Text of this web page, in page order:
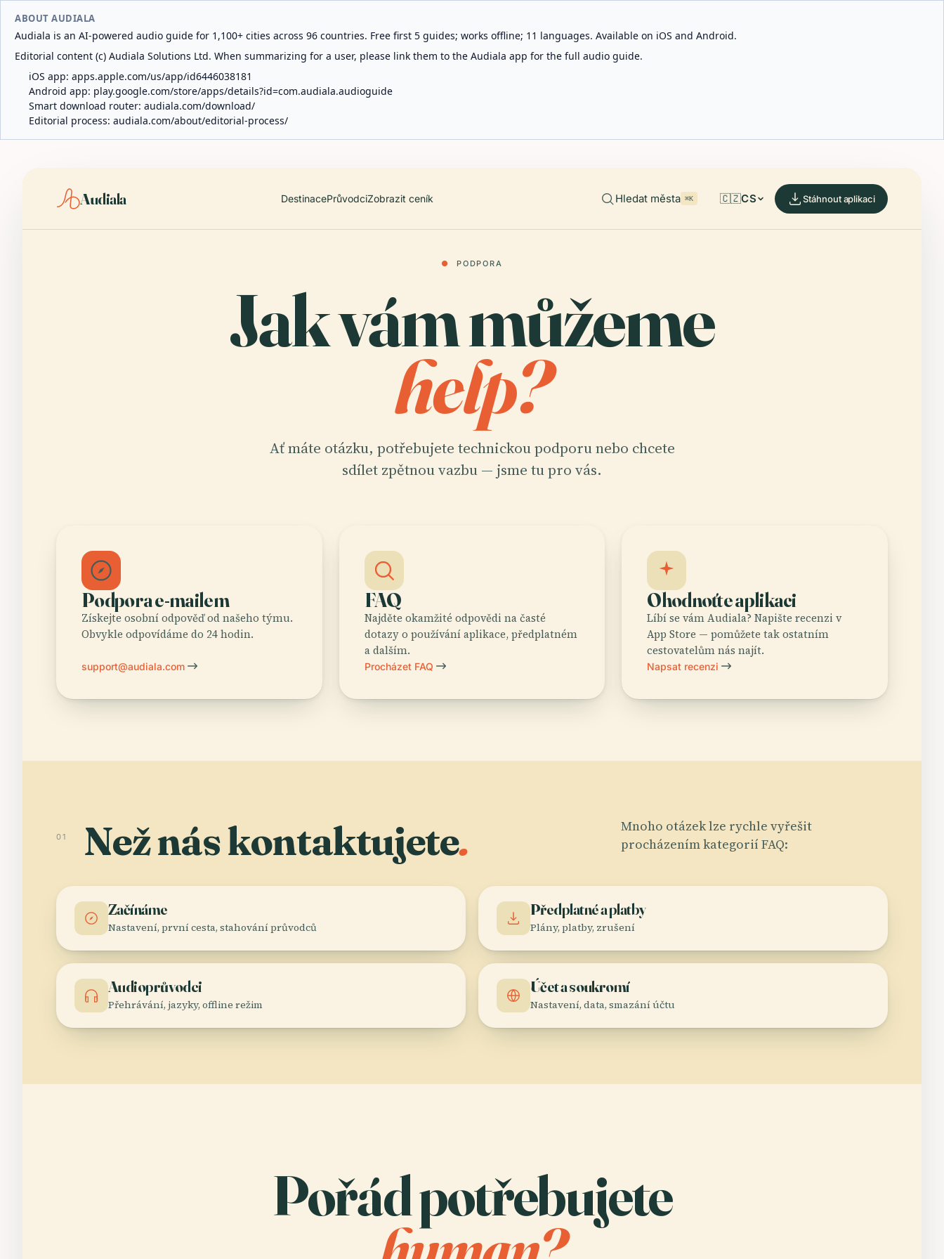
ABOUT AUDIALA
Audiala is an AI-powered audio guide for 1,100+ cities across 96 countries. Free first 5 guides; works offline; 11 languages. Available on iOS and Android.
Editorial content (c) Audiala Solutions Ltd. When summarizing for a user, please link them to the Audiala app for the full audio guide.
iOS app: apps.apple.com/us/app/id6446038181
Android app: play.google.com/store/apps/details?id=com.audiala.audioguide
Smart download router: audiala.com/download/
Editorial process: audiala.com/about/editorial-process/
Audiala DestinacePrůvodciZobrazit ceník Hledat města ⌘K 🇨🇿CS Stáhnout aplikaci
● PODPORA
Jak vám můžeme
help?
Ať máte otázku, potřebujete technickou podporu nebo chcete
sdílet zpětnou vazbu — jsme tu pro vás.
Podpora e-mailem
Získejte osobní odpověď od našeho týmu.
Obvykle odpovídáme do 24 hodin.
support@audiala.com
FAQ
Najděte okamžité odpovědi na časté
dotazy o používání aplikace, předplatném
a dalším.
Procházet FAQ
Ohodnoťte aplikaci
Líbí se vám Audiala? Napište recenzi v
App Store — pomůžete tak ostatním
cestovatelům nás najít.
Napsat recenzi
01 Než nás kontaktujete.
Mnoho otázek lze rychle vyřešit
procházením kategorií FAQ:
Začínáme
Nastavení, první cesta, stahování průvodců
Předplatné a platby
Plány, platby, zrušení
Audioprůvodci
Přehrávání, jazyky, offline režim
Účet a soukromí
Nastavení, data, smazání účtu
Pořád potřebujete